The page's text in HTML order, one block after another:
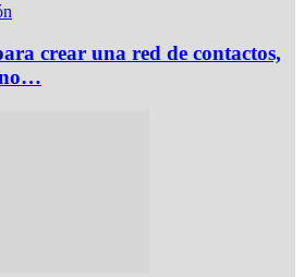
crear una red de contactos,
no…